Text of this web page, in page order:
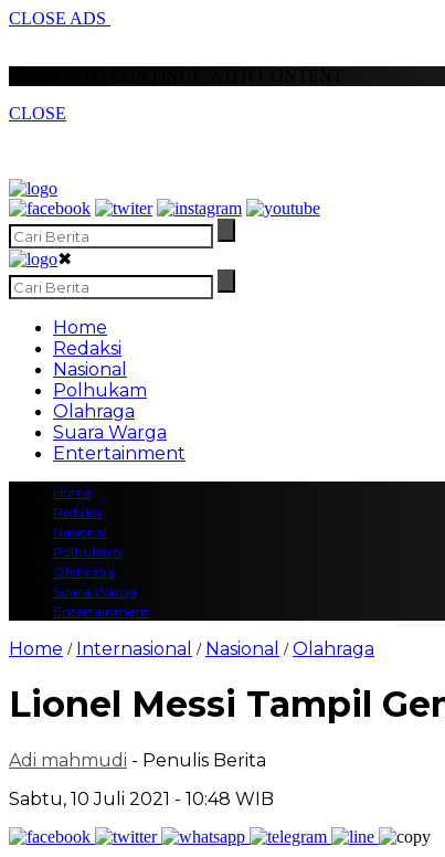
CLOSE ADS
CLOSE
✖
Home
Redaksi
Nasional
Polhukam
Olahraga
Suara Warga
Entertainment
Home
Redaksi
Nasional
Polhukam
Olahraga
Suara Warga
Entertainment
Home / Internasional / Nasional /Olahraga
Lionel Messi Tampil
Adi mahmudi - Penulis Berita
Sabtu, 10 Juli 2021 - 10:48 WIB